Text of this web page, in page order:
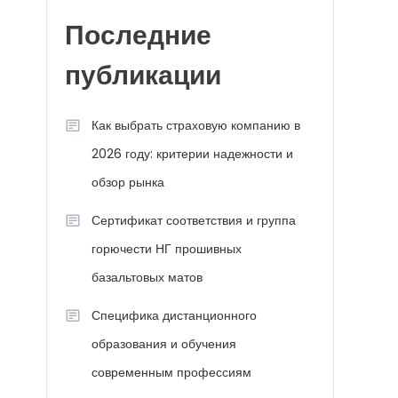
Последние
публикации
Как выбрать страховую компанию в
2026 году: критерии надежности и
обзор рынка
Сертификат соответствия и группа
горючести НГ прошивных
базальтовых матов
Специфика дистанционного
образования и обучения
современным профессиям